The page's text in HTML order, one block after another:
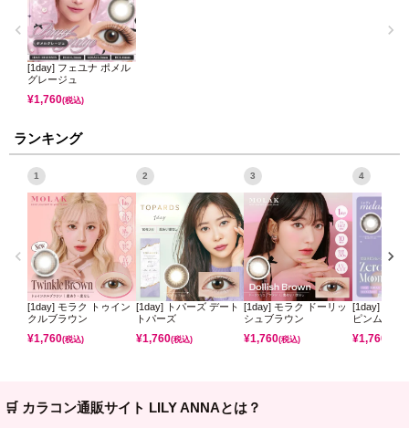
[1day] フェユナ ポメル
グレージュ
¥1,760(税込)
ランキング
1
[1day] モラク トゥイン
クルブラウン
¥1,760(税込)
2
[1day] トパーズ デート
トパーズ
¥1,760(税込)
3
[1day] モラク ドーリッ
シュブラウン
¥1,760(税込)
4
[1day] ミレ
ピンムーン
¥1,760
🛒 カラコン通販サイト LILY ANNAとは？